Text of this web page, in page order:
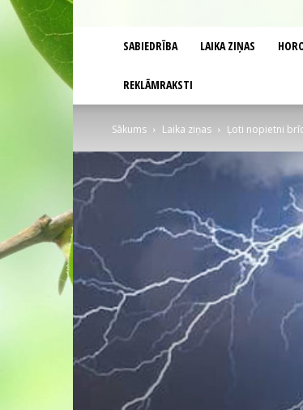
SABIEDRĪBA LAIKA ZIŅAS
REKLĀMRAKSTI
Sākums Laika ziņas Ļoti nopietni